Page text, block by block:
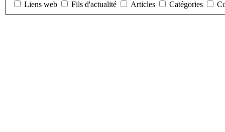
Liens web
Fils d'actualité Articles Catégories